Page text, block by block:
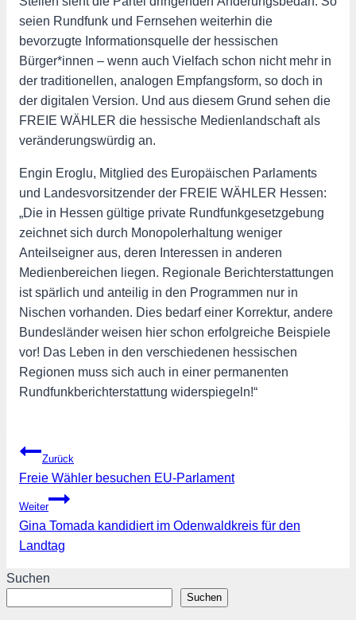
seien Rundfunk und Fernsehen weiterhin die
bevorzugte Informationsquelle der hessischen
Bürger*innen – wenn auch Vielfach schon nicht mehr in
der traditionellen, analogen Empfangsform, so doch in
der digitalen Version. Und aus diesem Grund sehen die
FREIE WÄHLER die hessische Medienlandschaft als
veränderungswürdig an.
Engin Eroglu, Mitglied des Europäischen Parlaments
und Landesvorsitzender der FREIE WÄHLER Hessen:
„Die in Hessen gültige private Rundfunkgesetzgebung
zeichnet sich durch Monopolerhaltung weniger
Anteilseigner aus, deren Interessen in anderen
Medienbereichen liegen. Regionale Berichterstattungen
ist spärlich und anteilig in den Programmen nur in
Nischen vorhanden. Dies bedarf einer Korrektur, andere
Bundesländer weisen hier schon erfolgreiche Beispiele
vor! Das Leben in den verschiedenen hessischen
Regionen muss sich auch in einer permanenten
Rundfunkberichterstattung widerspiegeln!“
Beitragsnavigation
Zurück
Freie Wähler besuchen EU-Parlament
Weiter
Gina Tomada kandidiert im Odenwaldkreis für den
Landtag
Suchen
Suchen